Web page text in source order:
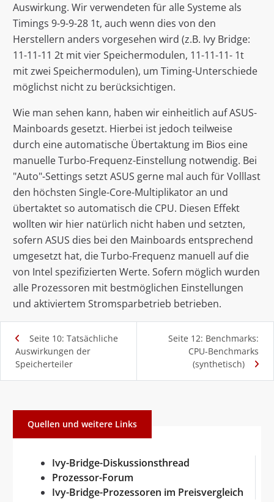
Auswirkung. Wir verwendeten für alle Systeme als
Timings 9-9-9-28 1t, auch wenn dies von den
Herstellern anders vorgesehen wird (z.B. Ivy Bridge:
11-11-11 2t mit vier Speichermodulen, 11-11-11- 1t
mit zwei Speichermodulen), um Timing-Unterschiede
möglichst nicht zu berücksichtigen.
Wie man sehen kann, haben wir einheitlich auf ASUS-
Mainboards gesetzt. Hierbei ist jedoch teilweise
durch eine automatische Übertaktung im Bios eine
manuelle Turbo-Frequenz-Einstellung notwendig. Bei
"Auto"-Settings setzt ASUS gerne mal auch für Volllast
den höchsten Single-Core-Multiplikator an und
übertaktet so automatisch die CPU. Diesen Effekt
wollten wir hier natürlich nicht haben und setzten,
sofern ASUS dies bei den Mainboards entsprechend
umgesetzt hat, die Turbo-Frequenz manuell auf die
von Intel spezifizierten Werte. Sofern möglich wurden
alle Prozessoren mit bestmöglichen Einstellungen
und aktiviertem Stromsparbetrieb betrieben.
Seite 10: Tatsächliche
Auswirkungen der
Speicherteiler
Seite 12: Benchmarks:
CPU-Benchmarks
(synthetisch)
Quellen und weitere Links
Ivy-Bridge-Diskussionsthread
Prozessor-Forum
Ivy-Bridge-Prozessoren im Preisvergleich